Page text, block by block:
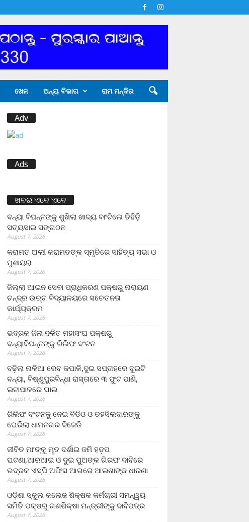
ଖେଳ ଅନ୍ୟ ବିଭାଗ ରାମ ମନ୍ଦିର
Adv
Ads
ଖବର ଏବେ ଏବେ
ବନ୍ୟା ବିପନ୍ନଙ୍କୁ ଶୁଖିଲା ଖାଦ୍ୟ ବାଂଟିଲେ ତିହିଡି଼
ସତ୍ୟସାଇ ସଙ୍ଗଠନ
August 7, 2026
କରାମତ ଅଲୀ କରାମତଙ୍କ ସ୍ମୃତିରେ ସାହିତ୍ୟ ସଭା ଓ
ମୁଶାୟରା
August 7, 2026
ଜିଲ୍ଲା ଆଇନ ସେବା ପ୍ରାଧିକରଣ ପକ୍ଷରୁ ନାରାୟଣ
ଚନ୍ଦ୍ର ଉଚ୍ଚ ବିଦ୍ୟାଳୟରେ ସଚେତନତା
କାର୍ଯ୍ୟକ୍ରମ
August 7, 2026
ଭଦ୍ରକ ଜିଲା ଦଳିତ ମହାସଂଘ ପକ୍ଷରୁ
ବନ୍ୟାବିପନ୍ନଙ୍କୁ ରିଲିଫ ବଂଟନ
August 7, 2026
ବଢ଼ିଲା ନାଳିଆ ରେବ କପାଳି,ଦୁଇ ସପ୍ତାହରେ ଦୁଇଟି
ବନ୍ୟା, ବିଷ୍ଣୁପୁରବିନ୍ଧା ରାସ୍ତାରେ ୩ ଫୁଟ ପାଣି,
ଇଟାପାଳରେ ଘାଇ
August 7, 2026
ରିଲିଫ ବଂଟନକୁ ନେଇ ବିଡିଓ ଓ ତହସିଲଦାରଙ୍କୁ
ଘେରିଲା ଧାମନଗର ବିଜେଡି
August 7, 2026
ଜୀବିତ ମା’ଙ୍କୁ ମୃତ ଦର୍ଶାଇ ଜମି ହଡ଼ପ
ଘଟଣା,ଆରଆଇ ଓ ଦୁଇ ପୁଅଙ୍କ ଗିରଫ ଦାବିରେ
ଭଦ୍ରକ ଏସ୍‌ପି ଅଫିସ ଆଗରେ ଆଇଶାଙ୍କ ଧାରଣା
August 7, 2026
ଓଡ଼ିଶା ସ୍କୁଲ କଲେଜ ଶିକ୍ଷକ କର୍ମଚାରୀ ସମନ୍ୱୟ
ସମିତି ପକ୍ଷରୁ ଗଣଶିକ୍ଷା ମନ୍ତ୍ରୀଙ୍କୁ ଦାବିପତ୍ର
August 7, 2026